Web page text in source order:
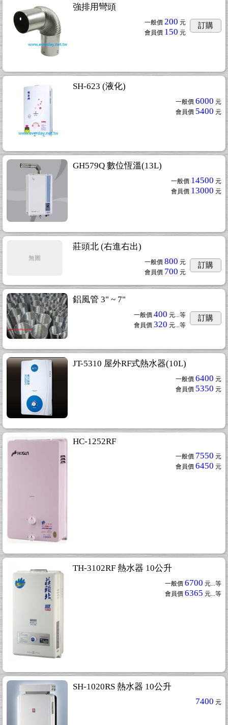
強排用彎頭
一般價 200 元
會員價 150 元
訂購
SH-623 (液化)
一般價 6000 元
會員價 5400 元
GH579Q 數位恆溫(13L)
一般價 14500 元
會員價 13000 元
無圖
莊頭北 (右進右出)
一般價 800 元
會員價 700 元
訂購
鋁風管 3" ~ 7"
一般價 400 元...等
會員價 320 元...等
訂購
JT-5310 屋外RF式熱水器(10L)
一般價 6400 元
會員價 5350 元
HC-1252RF
一般價 7550 元
會員價 6450 元
TH-3102RF 熱水器 10公升
一般價 6700 元...等
會員價 6365 元...等
SH-1020RS 熱水器 10公升
7400 元